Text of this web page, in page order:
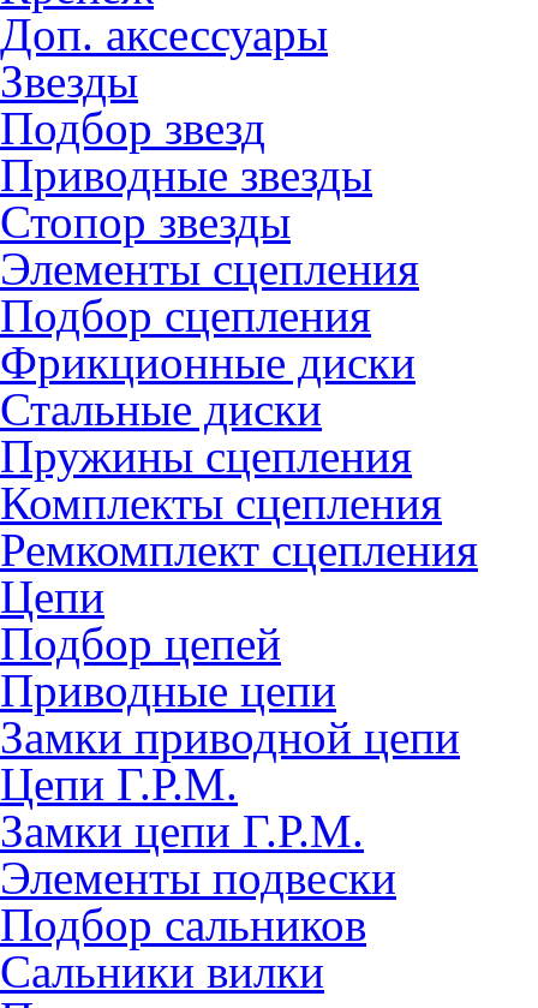
Доп. аксессуары
Звезды
Подбор звезд
Приводные звезды
Стопор звезды
Элементы сцепления
Подбор сцепления
Фрикционные диски
Стальные диски
Пружины сцепления
Комплекты сцепления
Ремкомплект сцепления
Цепи
Подбор цепей
Приводные цепи
Замки приводной цепи
Цепи Г.Р.М.
Замки цепи Г.Р.М.
Элементы подвески
Подбор сальников
Сальники вилки